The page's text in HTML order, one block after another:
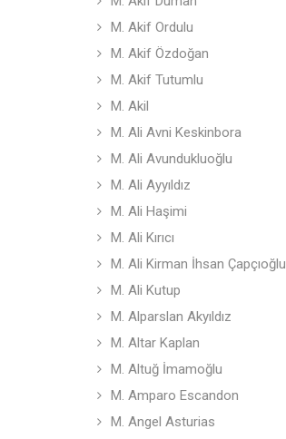
M. Akif Ordulu
M. Akif Özdoğan
M. Akif Tutumlu
M. Akil
M. Ali Avni Keskinbora
M. Ali Avundukluoğlu
M. Ali Ayyıldız
M. Ali Haşimi
M. Ali Kırıcı
M. Ali Kirman İhsan Çapçıoğlu
M. Ali Kutup
M. Alparslan Akyıldız
M. Altar Kaplan
M. Altuğ İmamoğlu
M. Amparo Escandon
M. Angel Asturias